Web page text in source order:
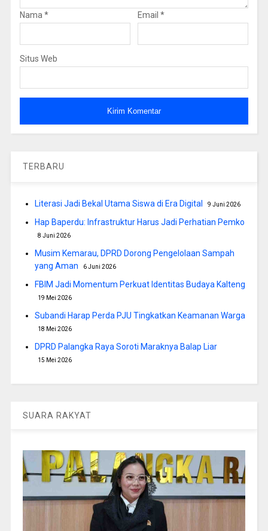
Nama * Email *
Situs Web
TERBARU
Literasi Jadi Bekal Utama Siswa di Era Digital 9 Juni 2026
Hap Baperdu: Infrastruktur Harus Jadi Perhatian Pemko
8 Juni 2026
Musim Kemarau, DPRD Dorong Pengelolaan Sampah
yang Aman
6 Juni 2026
FBIM Jadi Momentum Perkuat Identitas Budaya Kalteng
19 Mei 2026
Subandi Harap Perda PJU Tingkatkan Keamanan Warga
18 Mei 2026
DPRD Palangka Raya Soroti Maraknya Balap Liar
15 Mei 2026
SUARA RAKYAT